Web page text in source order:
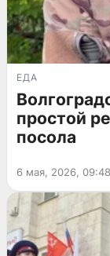
ЕДА
простой
посола
6 мая, 2026, 09:48